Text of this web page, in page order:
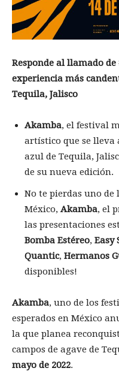
Responde al llamado
experiencia más
Tequila, Jalisco
Akamba, el festival
artístico que se lleva
azul de Tequila,
de su nueva edición.
No te pierdas uno de
México, Akamba, el
las presentaciones
Bomba Estéreo, Easy
Quantic, Hermanos
disponibles!
Akamba, uno de los
esperados en México
la que planea
campos de agave de
mayo de 2022.